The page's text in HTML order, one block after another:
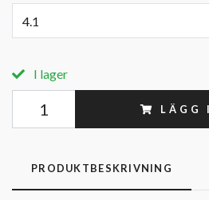
4.1
I lager
LÄGG
PRODUKTBESKRIVNING